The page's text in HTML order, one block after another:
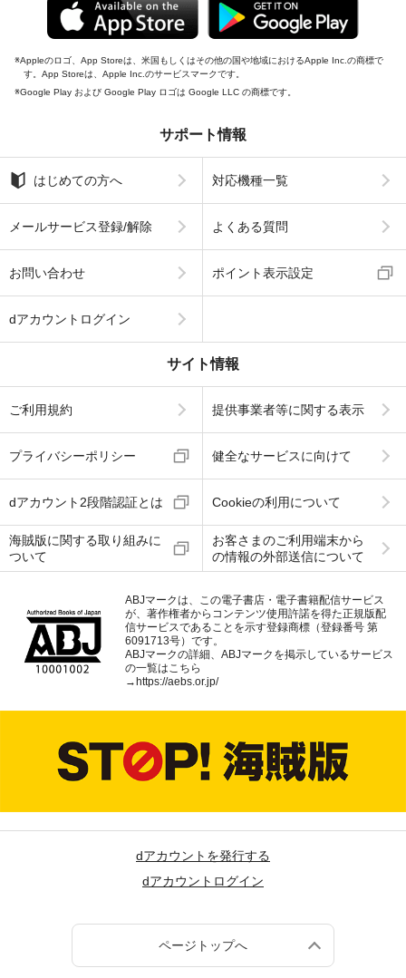
Appleのロゴ、App Storeは、米国もしくはその他の国や地域におけるApple Inc.の商標で
す。App Storeは、Apple Inc.のサービスマークです。
Google Play および Google Play ロゴは Google LLC の商標です。
サポート情報
はじめての方へ 対応機種一覧
メールサービス登録/解除 よくある質問
お問い合わせ ポイント表示設定
dアカウントログイン
サイト情報
ご利用規約 提供事業者等に関する表示
プライバシーポリシー 健全なサービスに向けて
dアカウント2段階認証とは Cookieの利用について
海賊版に関する取り組みに
ついて
お客さまのご利用端末から
の情報の外部送信について
ABJマークは、この電子書店・電子書籍配信サービス
が、著作権者からコンテンツ使用許諾を得た正規版配
信サービスであることを示す登録商標（登録番号 第
6091713号）です。
ABJマークの詳細、ABJマークを掲示しているサービス
の一覧はこちら
→ https://aebs.or.jp/
dアカウントを発行する
dアカウントログイン
ページトップへ